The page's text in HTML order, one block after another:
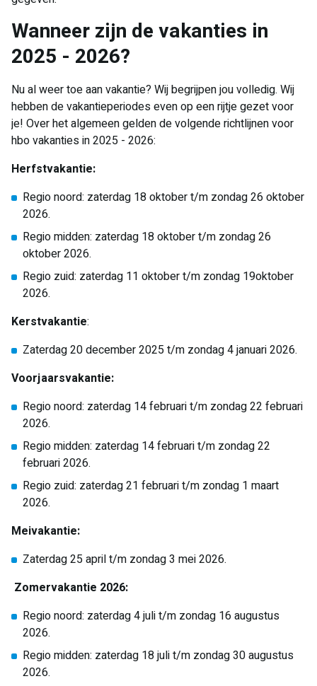
Wanneer zijn de vakanties in
2025 - 2026?
Nu al weer toe aan vakantie? Wij begrijpen jou volledig. Wij
hebben de vakantieperiodes even op een rijtje gezet voor
je! Over het algemeen gelden de volgende richtlijnen voor
hbo vakanties in 2025 - 2026:
Herfstvakantie:
Regio noord: zaterdag 18 oktober t/m zondag 26 oktober
2026.
Regio midden: zaterdag 18 oktober t/m zondag 26
oktober 2026.
Regio zuid: zaterdag 11 oktober t/m zondag 19oktober
2026.
Kerstvakantie:
Zaterdag 20 december 2025 t/m zondag 4 januari 2026.
Voorjaarsvakantie:
Regio noord: zaterdag 14 februari t/m zondag 22 februari
2026.
Regio midden: zaterdag 14 februari t/m zondag 22
februari 2026.
Regio zuid: zaterdag 21 februari t/m zondag 1 maart
2026.
Meivakantie:
Zaterdag 25 april t/m zondag 3 mei 2026.
Zomervakantie 2026:
Regio noord: zaterdag 4 juli t/m zondag 16 augustus
2026.
Regio midden: zaterdag 18 juli t/m zondag 30 augustus
2026.